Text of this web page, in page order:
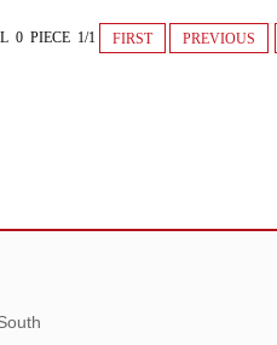
0 PIECE 1/1 FIRST PREVIOUS